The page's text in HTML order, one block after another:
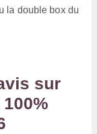
la double box du
sur